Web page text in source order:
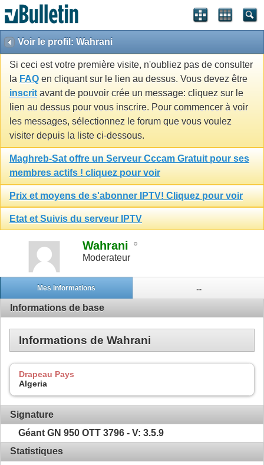
Voir le profil: Wahrani
Si ceci est votre première visite, n'oubliez pas de consulter
la FAQ en cliquant sur le lien au dessus. Vous devez être
inscrit avant de pouvoir crée un message: cliquez sur le
lien au dessus pour vous inscrire. Pour commencer à voir
les messages, sélectionnez le forum que vous voulez
visiter depuis la liste ci-dessous.
Maghreb-Sat offre un Serveur Cccam Gratuit pour ses
membres actifs ! cliquez pour voir
Prix et moyens de s'abonner IPTV! Cliquez pour voir
Etat et Suivis du serveur IPTV
Wahrani
Moderateur
Mes informations ...
Informations de base
Informations de Wahrani
Drapeau Pays
Algeria
Signature
Géant GN 950 OTT 3796 - V: 3.5.9
Statistiques